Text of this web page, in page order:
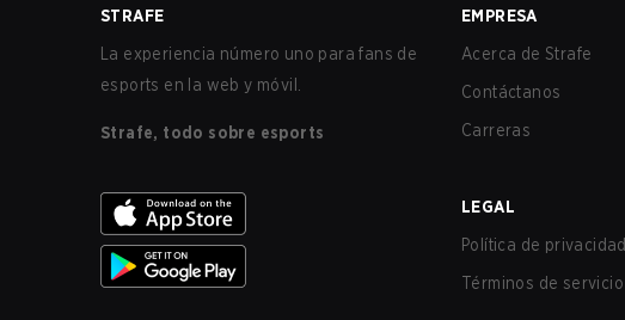
STRAFE
La experiencia número uno para fans de
esports en la web y móvil.
Strafe, todo sobre esports
EMPRESA
Acerca de Strafe
Contáctanos
Carreras
LEGAL
Política de privacidad
Términos de servicio